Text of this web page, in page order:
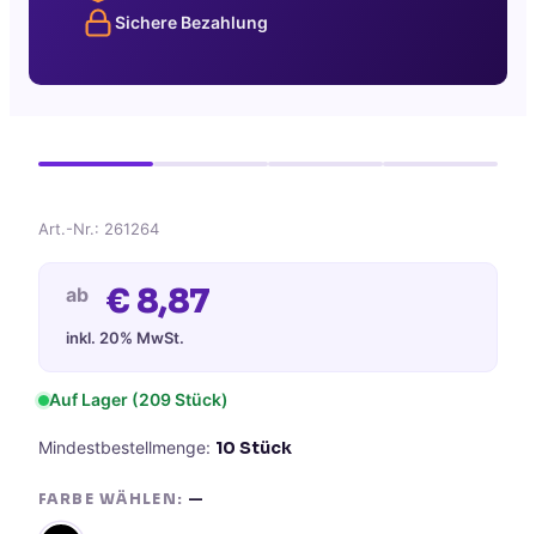
Sichere Bezahlung
Art.-Nr.: 261264
ab € 8,87
inkl. 20% MwSt.
Auf Lager (209 Stück)
Mindestbestellmenge: 10 Stück
FARBE WÄHLEN: —